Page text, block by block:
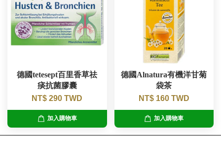
德國tetesept百里香草祛
痰抗菌膠囊
NT$ 290 TWD
加入購物車
德國Alnatura有機洋甘菊
袋茶
NT$ 160 TWD
加入購物車